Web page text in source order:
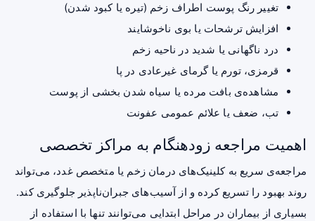
تغییر رنگ پوست اطراف زخم (تیره یا کبود شدن)
افزایش ترشحات یا بوی ناخوشایند
درد ناگهانی یا شدید در ناحیه زخم
قرمزی، تورم یا گرمای غیرعادی در پا
مشاهده‌ی بافت مرده یا سیاه شدن بخشی از پوست
تب، ضعف یا علائم عمومی عفونت
اهمیت مراجعه زودهنگام به مراکز تخصصی
مراجعه‌ی سریع به کلینیک‌های درمان زخم یا متخصص غدد، می‌تواند
روند بهبود را تسریع کرده و از آسیب‌های جبران‌ناپذیر جلوگیری کند.
بسیاری از بیماران در مراحل ابتدایی می‌توانند تنها با استفاده از